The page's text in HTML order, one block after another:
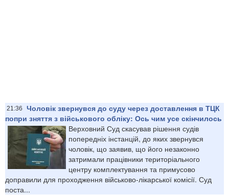
21:36
Чоловік звернувся до суду через доставлення в ТЦК
попри зняття з військового обліку: Ось чим усе скінчилось
Верховний Суд скасував рішення судів
попередніх інстанцій, до яких звернувся
чоловік, що заявив, що його незаконно
затримали працівники територіального
центру комплектування та примусово
доправили для проходження військово-лікарської комісії. Суд
поста...